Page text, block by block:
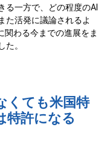
る一方で、どの程度のAI
た活発に議論されるよ
関わる今までの進展をま
た。
くても米国特
特許になる